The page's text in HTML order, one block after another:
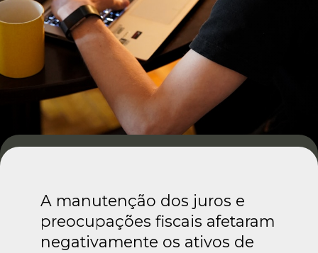
A manutenção dos juros e
preocupações fiscais afetaram
negativamente os ativos de